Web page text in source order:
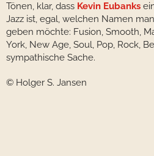
Tönen, klar, dass Kevin Eubanks
Jazz ist, egal, welchen Namen
geben möchte: Fusion, Smooth,
York, New Age, Soul, Pop, Rock,
sympathische Sache.
© Holger S. Jansen